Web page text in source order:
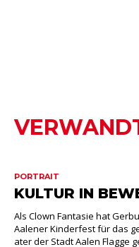
PORTRAIT
KULTUR IN
Als Clown Fantasie hat
Aalener Kinderfest für das
ater der Stadt Aalen Flagge